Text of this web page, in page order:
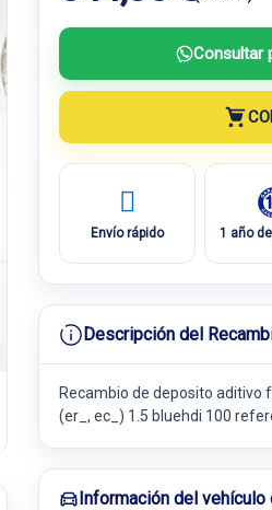
Consultar
Envío rápido 1 año
Descripción del
Recambio de deposito aditivo
(er_, ec_) 1.5 bluehdi 100
Información del vehículo